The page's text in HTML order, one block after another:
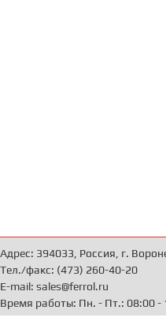
Адрес: 394033, Россия, г.
Тел./факс: (473) 260-40-20
E-mail: sales@ferrol.ru
Время работы: Пн. - Пт.: 08:00 -